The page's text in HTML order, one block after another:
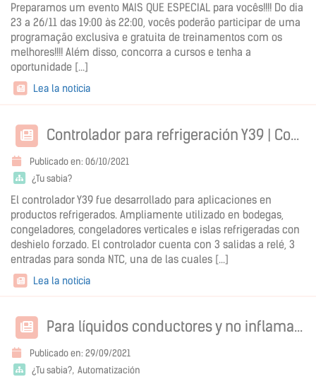
Preparamos um evento MAIS QUE ESPECIAL para vocês!!!! Do dia
23 a 26/11 das 19:00 às 22:00, vocês poderão participar de uma
programação exclusiva e gratuita de treinamentos com os
melhores!!!! Além disso, concorra a cursos e tenha a
oportunidade [...]
Lea la noticia
Controlador para refrigeración Y39 | Control preciso de temperatura
Publicado en: 06/10/2021
¿Tu sabia?
El controlador Y39 fue desarrollado para aplicaciones en
productos refrigerados. Ampliamente utilizado en bodegas,
congeladores, congeladores verticales e islas refrigeradas con
deshielo forzado. El controlador cuenta con 3 salidas a relé, 3
entradas para sonda NTC, una de las cuales [...]
Lea la noticia
Para líquidos conductores y no inflamables | Controlador de nivel NI35
Publicado en: 29/09/2021
¿Tu sabia? Automatización